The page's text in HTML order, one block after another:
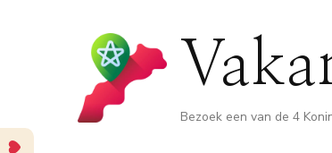
Bezoek een van de 4